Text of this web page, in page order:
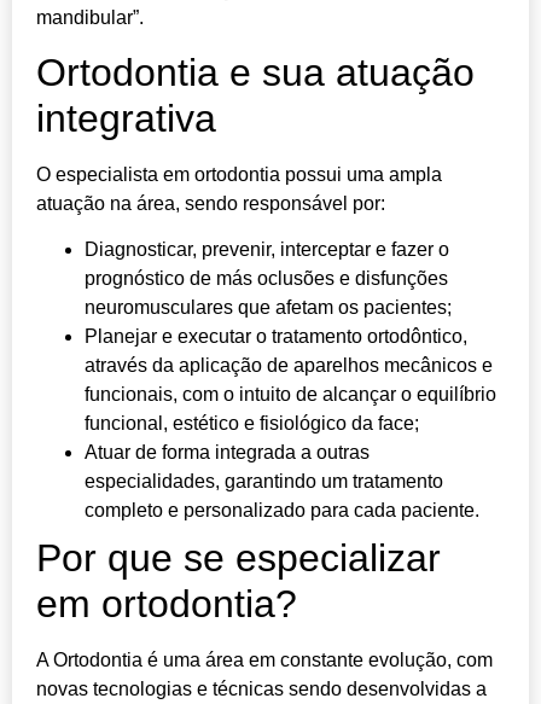
mandibular”.
Ortodontia e sua atuação
integrativa
O especialista em ortodontia possui uma ampla
atuação na área, sendo responsável por:
Diagnosticar, prevenir, interceptar e fazer o
prognóstico de más oclusões e disfunções
neuromusculares que afetam os pacientes;
Planejar e executar o tratamento ortodôntico,
através da aplicação de aparelhos mecânicos e
funcionais, com o intuito de alcançar o equilíbrio
funcional, estético e fisiológico da face;
Atuar de forma integrada a outras
especialidades, garantindo um tratamento
completo e personalizado para cada paciente.
Por que se especializar
em ortodontia?
A Ortodontia é uma área em constante evolução, com
novas tecnologias e técnicas sendo desenvolvidas a